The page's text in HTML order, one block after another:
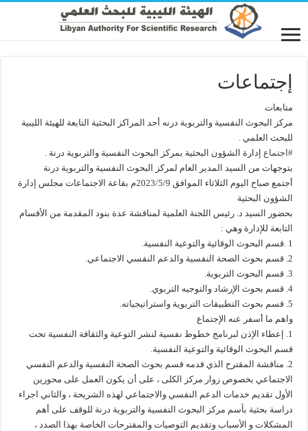
إجتماعات
متابعات
مركز البحوث النفسية والتربوية درنه أحد المراكز البحثية التابعة للهيئة الليبية
للبحث العلمي .
#اجتماع إدارة الشؤون البحثية بمركز البحوث النفسية والتربوية درنة .
بتوجهات من السيد المدير العام لمركز البحوث النفسية والتربوية درنة
أجتمع صباح اليوم الثلاثاء الموافق 2023/5/9م بقاعة الاجتماعات مجلس إدارة
الشؤون البحثية
بحضور السيد د. رئيس اللجنة العلمية لمناقشة عدة بنود المقدمة من الأقسام
التابعة للإدارة وهي :
1 .قسم البحوث الوقائية والتوعية النفسية.
2. قسم بحوث الصحة النفسية والدعم النفسي الاجتماعي.
3. قسم البحوث التربوية.
4. قسم بحوث الإرشاد والتوجيه التربوي.
5. قسم بحوث التطبيقات التربوية واستراتيجياته.
واهم ما أسفر عنه الإجتماع
1. إعطاء الإذن لبرنامج خطوط نفسية لنشر التوعية والثقافة النفسية تحت
قسم البحوث الوقائية والتوعية النفسية.
2. مناقشة المقترح الذي قدمه قسم بحوث الصحة النفسية والدعم النفسي
الاجتماعي بخصوص زوار مركز الكلى ، على أن يكون العمل على محورين
الأول تقديم خدمات الدعم النفسي والاجتماعي لهذه الشريحة ، والثاني اجراء
دراسة بحثية بأسم مركز البحوث النفسية والتربوية درنة للوقف على أهم
المشكلات و الأسباب وتقديم التوصيات والمقترحات الخاصة بهذا الصدد ،